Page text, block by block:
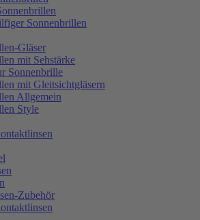
Sonnenbrillen
Gläser
mit Sehstärke
Sonnenbrille
mit Gleitsichtgläsern
Allgemein
Style
Zubehör